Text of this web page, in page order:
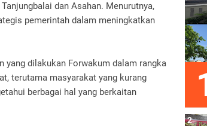
dan Asahan. Menurutnya,
pemerintah dalam meningkatkan
yang dilakukan Forwakum dalam rangka
terutama masyarakat yang kurang
berbagai hal yang berkaitan